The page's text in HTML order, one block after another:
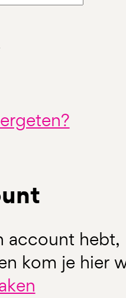
account hebt,
kom je hier